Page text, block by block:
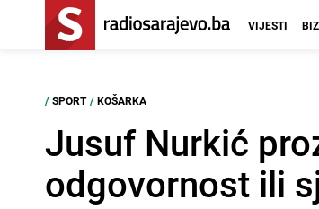
VIJESTI
/ SPORT / KOŠARKA
Jusuf Nurkić
odgovornost ili